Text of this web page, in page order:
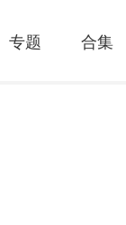
专题 合集